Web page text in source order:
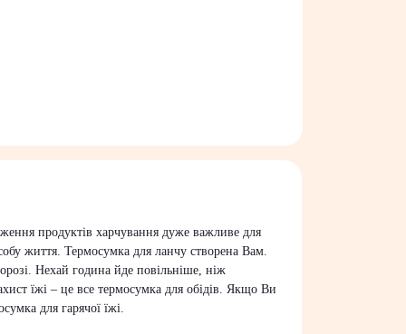
продуктів харчування дуже важливе для
життя. Термосумка для ланчу створена Вам.
Нехай година йде повільніше, ніж
їжі – це все термосумка для обідів. Якщо Ви
для гарячої їжі.